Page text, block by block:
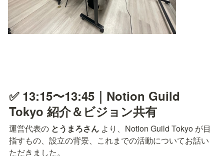
✅ 13:15〜13:45｜Notion Guild
Tokyo 紹介＆ビジョン共有
運営代表の とうまろさん より、Notion Guild Tokyo が目
指すもの、設立の背景、これまでの活動についてお話い
ただきました。